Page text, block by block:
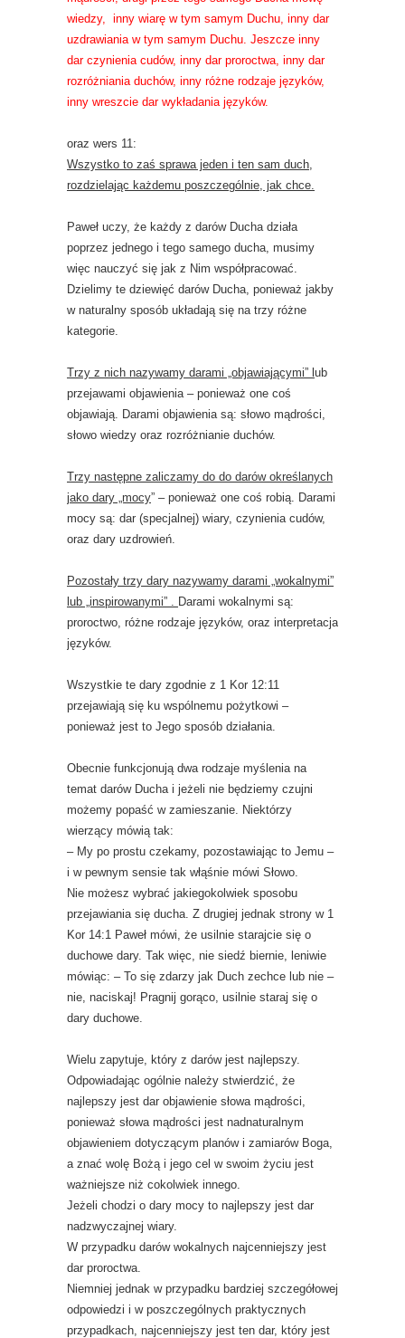
wiedzy, inny wiarę w tym samym Duchu, inny dar
uzdrawiania w tym samym Duchu. Jeszcze inny
dar czynienia cudów, inny dar proroctwa, inny dar
rozróżniania duchów, inny różne rodzaje języków,
inny wreszcie dar wykładania języków.
oraz wers 11:
Wszystko to zaś sprawa jeden i ten sam duch,
rozdzielając każdemu poszczególnie, jak chce.
Paweł uczy, że każdy z darów Ducha działa
poprzez jednego i tego samego ducha, musimy
więc nauczyć się jak z Nim współpracować.
Dzielimy te dziewięć darów Ducha, ponieważ jakby
w naturalny sposób układają się na trzy różne
kategorie.
Trzy z nich nazywamy darami „objawiającymi” l ub
przejawami objawienia – ponieważ one coś
objawiają. Darami objawienia są: słowo mądrości,
słowo wiedzy oraz rozróżnianie duchów.
Trzy następne zaliczamy do do darów określanych
jako dary „mocy” – ponieważ one coś robią. Darami
mocy są: dar (specjalnej) wiary, czynienia cudów,
oraz dary uzdrowień.
Pozostały trzy dary nazywamy darami „wokalnymi”
lub „inspirowanymi” . Darami wokalnymi są:
proroctwo, różne rodzaje języków, oraz interpretacja
języków.
Wszystkie te dary zgodnie z 1 Kor 12:11
przejawiają się ku wspólnemu pożytkowi –
ponieważ jest to Jego sposób działania.
Obecnie funkcjonują dwa rodzaje myślenia na
temat darów Ducha i jeżeli nie będziemy czujni
możemy popaść w zamieszanie. Niektórzy
wierzący mówią tak:
– My po prostu czekamy, pozostawiając to Jemu –
i w pewnym sensie tak włąśnie mówi Słowo.
Nie możesz wybrać jakiegokolwiek sposobu
przejawiania się ducha. Z drugiej jednak strony w 1
Kor 14:1 Paweł mówi, że usilnie starajcie się o
duchowe dary. Tak więc, nie siedź biernie, leniwie
mówiąc: – To się zdarzy jak Duch zechce lub nie –
nie, naciskaj! Pragnij gorąco, usilnie staraj się o
dary duchowe.
Wielu zapytuje, który z darów jest najlepszy.
Odpowiadając ogólnie należy stwierdzić, że
najlepszy jest dar objawienie słowa mądrości,
ponieważ słowa mądrości jest nadnaturalnym
objawieniem dotyczącym planów i zamiarów Boga,
a znać wolę Bożą i jego cel w swoim życiu jest
ważniejsze niż cokolwiek innego.
Jeżeli chodzi o dary mocy to najlepszy jest dar
nadzwyczajnej wiary.
W przypadku darów wokalnych najcenniejszy jest
dar proroctwa.
Niemniej jednak w przypadku bardziej szczegółowej
odpowiedzi i w poszczególnych praktycznych
przypadkach, najcenniejszy jest ten dar, który jest